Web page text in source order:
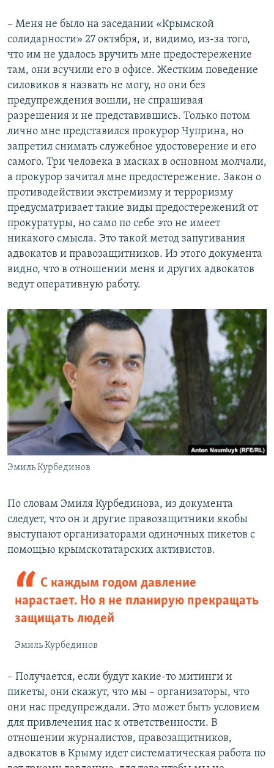
– Меня не было на заседании «Крымской
солидарности» 27 октября, и, видимо, из-за того,
что им не удалось вручить мне предостережение
там, они всучили его в офисе. Жестким поведение
силовиков я назвать не могу, но они без
предупреждения вошли, не спрашивая
разрешения и не представившись. Только потом
лично мне представился прокурор Чуприна, но
запретил снимать служебное удостоверение и его
самого. Три человека в масках в основном молчали,
а прокурор зачитал мне предостережение. Закон о
противодействии экстремизму и терроризму
предусматривает такие виды предостережений от
прокуратуры, но само по себе это не имеет
никакого смысла. Это такой метод запугивания
адвокатов и правозащитников. Из этого документа
видно, что в отношении меня и других адвокатов
ведут оперативную работу.
Эмиль Курбединов
По словам Эмиля Курбединова, из документа
следует, что он и другие правозащитники якобы
выступают организаторами одиночных пикетов с
помощью крымскотатарских активистов.
С каждым годом давление
нарастает. Но я не планирую прекращать
защищать людей
Эмиль Курбединов
– Получается, если будут какие-то митинги и
пикеты, они скажут, что мы – организаторы, что
они нас предупреждали. Это может быть условием
для привлечения нас к ответственности. В
отношении журналистов, правозащитников,
адвокатов в Крыму идет систематическая работа по